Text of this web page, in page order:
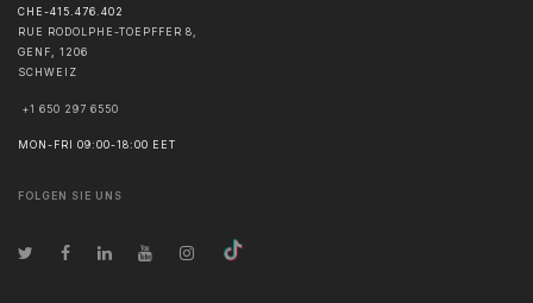
CHE-415.476.402
RUE RODOLPHE-TOEPFFER 8,
GENF, 1206
SCHWEIZ
+1 650 297 6550
MON-FRI 09:00-18:00 EET
FOLGEN SIE UNS